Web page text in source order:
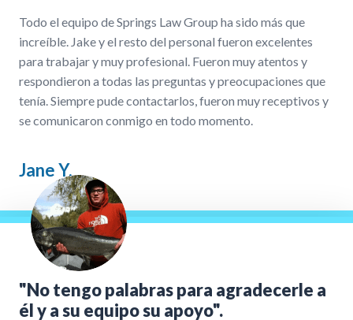
Todo el equipo de Springs Law Group ha sido más que
increíble. Jake y el resto del personal fueron excelentes
para trabajar y muy profesional. Fueron muy atentos y
respondieron a todas las preguntas y preocupaciones que
tenía. Siempre pude contactarlos, fueron muy receptivos y
se comunicaron conmigo en todo momento.
Jane Y.
"No tengo palabras para agradecerle a
él y a su equipo su apoyo".